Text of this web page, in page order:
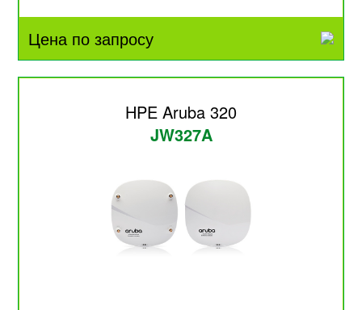
Цена по запросу
HPE Aruba 320
JW327A